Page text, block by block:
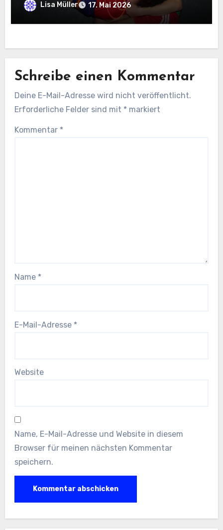
Lisa Müller 17. Mai 2026
Schreibe einen Kommentar
Deine E-Mail-Adresse wird nicht veröffentlicht.
Erforderliche Felder sind mit * markiert
Kommentar *
Name *
E-Mail-Adresse *
Website
Name, E-Mail-Adresse und Website in diesem
Browser für meinen nächsten Kommentar
speichern.